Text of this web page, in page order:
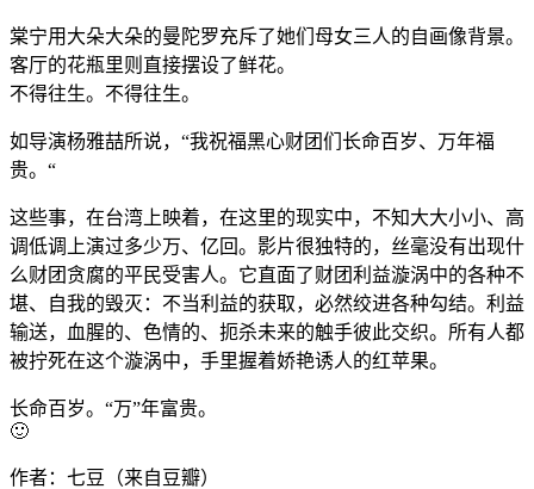
棠宁用大朵大朵的曼陀罗充斥了她们母女三人的自画像背景。
客厅的花瓶里则直接摆设了鲜花。
不得往生。不得往生。
如导演杨雅喆所说，“我祝福黑心财团们长命百岁、万年福
贵。“
这些事，在台湾上映着，在这里的现实中，不知大大小小、高
调低调上演过多少万、亿回。影片很独特的，丝毫没有出现什
么财团贪腐的平民受害人。它直面了财团利益漩涡中的各种不
堪、自我的毁灭：不当利益的获取，必然绞进各种勾结。利益
输送，血腥的、色情的、扼杀未来的触手彼此交织。所有人都
被拧死在这个漩涡中，手里握着娇艳诱人的红苹果。
长命百岁。“万”年富贵。
🙂
作者：七豆（来自豆瓣）